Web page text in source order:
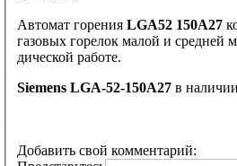
Автомат горения LGA52 150A27
газовых горелок малой и средней
дической работе.
Siemens LGA-52-150A27 в
Добавить свой комментарий: